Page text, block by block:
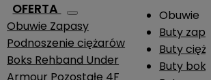
OFERTA
Obuwie Zapasy
Podnoszenie ciężarów
Boks Rehband Under
Obuwie
Buty
Buty
Buty